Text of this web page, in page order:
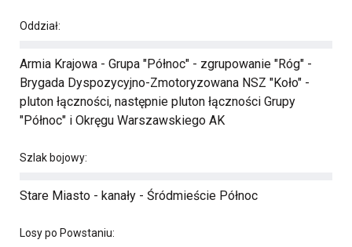
Oddział:
Armia Krajowa - Grupa "Północ" - zgrupowanie "Róg" -
Brygada Dyspozycyjno-Zmotoryzowana NSZ "Koło" -
pluton łączności, następnie pluton łączności Grupy
"Północ" i Okręgu Warszawskiego AK
Szlak bojowy:
Stare Miasto - kanały - Śródmieście Północ
Losy po Powstaniu: